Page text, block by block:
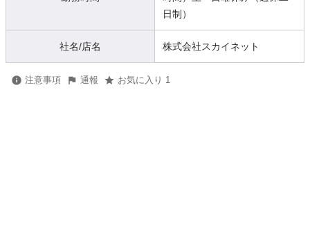
日制）
社名/店名 株式会社スカイネット
注意事項 通報 お気に入り 1